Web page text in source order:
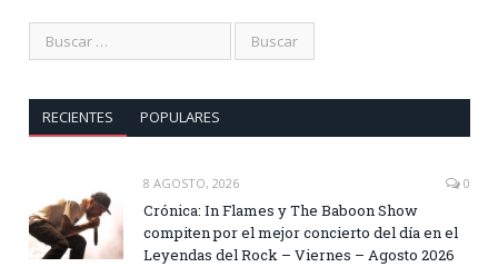
RECIENTES POPULARES
8 AGOSTO, 2026 0
Crónica: In Flames y The Baboon Show
compiten por el mejor concierto del día en el
Leyendas del Rock – Viernes – Agosto 2026